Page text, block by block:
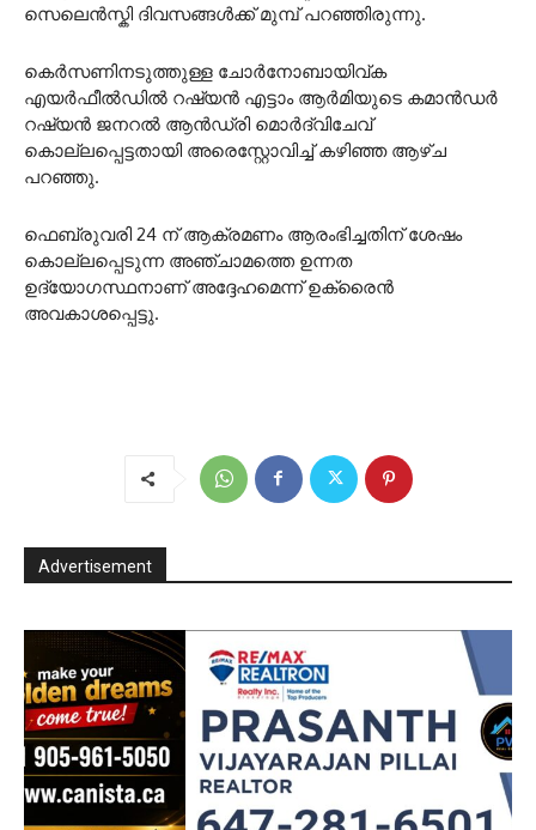
സെലെൻസ്കി ദിവസങ്ങൾക്ക് മുമ്പ് പറഞ്ഞിരുന്നു.
കെർസണിനടുത്തുള്ള ചോർനോബായിവ്ക
എയർഫീൽഡിൽ റഷ്യൻ എട്ടാം ആർമിയുടെ കമാൻഡർ
റഷ്യൻ ജനറൽ ആൻഡ്രി മൊർദ്‌വിചേവ്
കൊല്ലപ്പെട്ടതായി അരെസ്റ്റോവിച്ച് കഴിഞ്ഞ ആഴ്ച
പറഞ്ഞു.
ഫെബ്രുവരി 24 ന് ആക്രമണം ആരംഭിച്ചതിന് ശേഷം
കൊല്ലപ്പെടുന്ന അഞ്ചാമത്തെ ഉന്നത
ഉദ്യോഗസ്ഥനാണ് അദ്ദേഹമെന്ന് ഉക്രൈൻ
അവകാശപ്പെട്ടു.
Advertisement